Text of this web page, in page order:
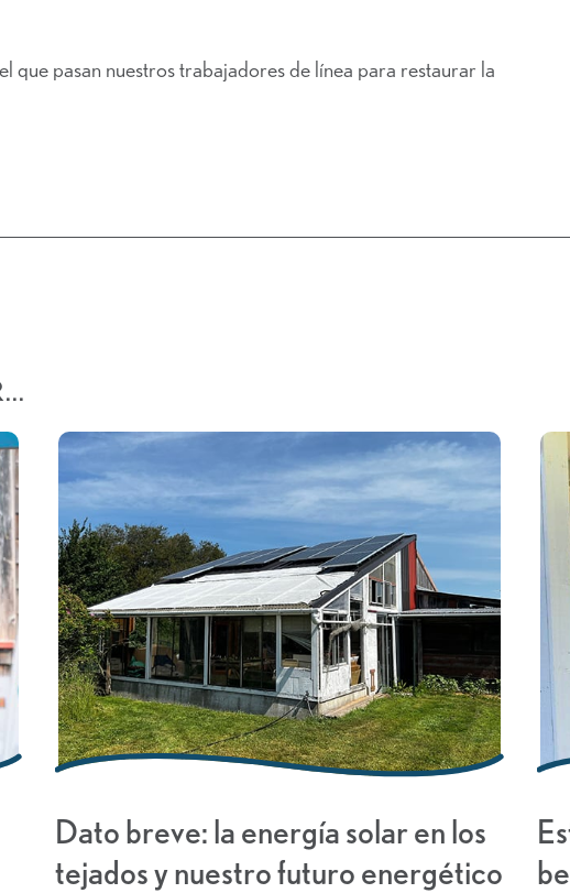
que pasan nuestros trabajadores de línea para restaurar la
Dato breve: la energía solar en los
tejados y nuestro futuro energético